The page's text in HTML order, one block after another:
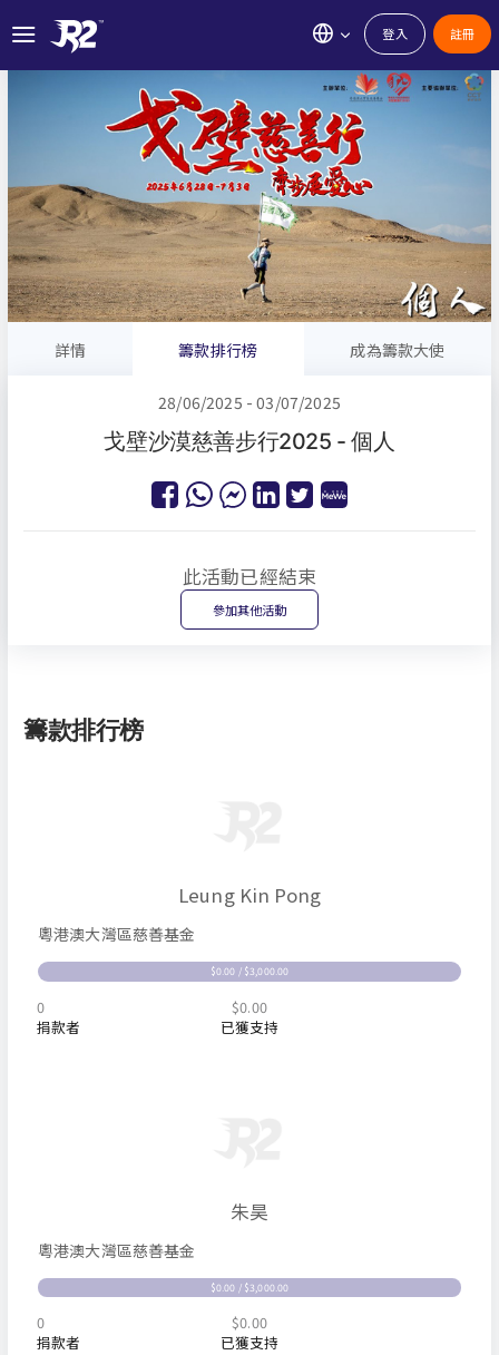
登入 註冊
詳情 籌款排行榜 成為籌款大使
28/06/2025 - 03/07/2025
戈壁沙漠慈善步行2025 - 個人
此活動已經結束
參加其他活動
籌款排行榜
Leung Kin Pong
粵港澳大灣區慈善基金
$0.00 / $3,000.00
0
捐款者
$0.00
已獲支持
朱昊
粵港澳大灣區慈善基金
$0.00 / $3,000.00
0
捐款者
$0.00
已獲支持